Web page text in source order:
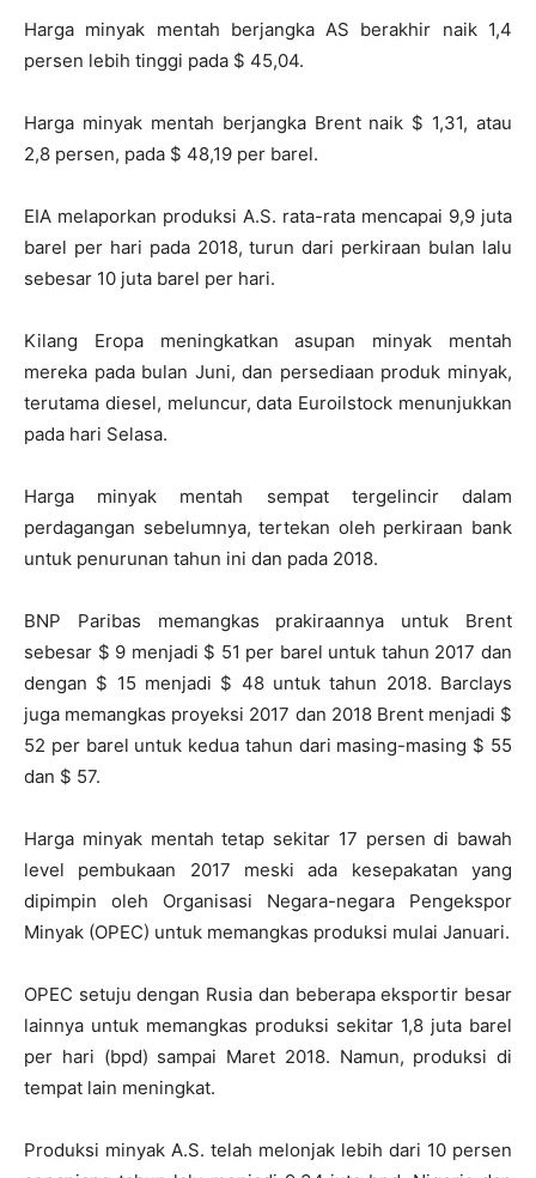
Harga minyak mentah berjangka AS berakhir naik 1,4
persen lebih tinggi pada $ 45,04.
Harga minyak mentah berjangka Brent naik $ 1,31, atau
2,8 persen, pada $ 48,19 per barel.
EIA melaporkan produksi A.S. rata-rata mencapai 9,9 juta
barel per hari pada 2018, turun dari perkiraan bulan lalu
sebesar 10 juta barel per hari.
Kilang Eropa meningkatkan asupan minyak mentah
mereka pada bulan Juni, dan persediaan produk minyak,
terutama diesel, meluncur, data Euroilstock menunjukkan
pada hari Selasa.
Harga minyak mentah sempat tergelincir dalam
perdagangan sebelumnya, tertekan oleh perkiraan bank
untuk penurunan tahun ini dan pada 2018.
BNP Paribas memangkas prakiraannya untuk Brent
sebesar $ 9 menjadi $ 51 per barel untuk tahun 2017 dan
dengan $ 15 menjadi $ 48 untuk tahun 2018. Barclays
juga memangkas proyeksi 2017 dan 2018 Brent menjadi $
52 per barel untuk kedua tahun dari masing-masing $ 55
dan $ 57.
Harga minyak mentah tetap sekitar 17 persen di bawah
level pembukaan 2017 meski ada kesepakatan yang
dipimpin oleh Organisasi Negara-negara Pengekspor
Minyak (OPEC) untuk memangkas produksi mulai Januari.
OPEC setuju dengan Rusia dan beberapa eksportir besar
lainnya untuk memangkas produksi sekitar 1,8 juta barel
per hari (bpd) sampai Maret 2018. Namun, produksi di
tempat lain meningkat.
Produksi minyak A.S. telah melonjak lebih dari 10 persen